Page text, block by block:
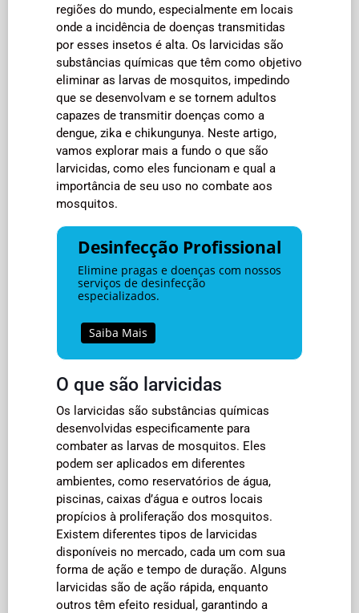
regiões do mundo, especialmente em locais
onde a incidência de doenças transmitidas
por esses insetos é alta. Os larvicidas são
substâncias químicas que têm como objetivo
eliminar as larvas de mosquitos, impedindo
que se desenvolvam e se tornem adultos
capazes de transmitir doenças como a
dengue, zika e chikungunya. Neste artigo,
vamos explorar mais a fundo o que são
larvicidas, como eles funcionam e qual a
importância de seu uso no combate aos
mosquitos.
Desinfecção Profissional
Elimine pragas e doenças com nossos
serviços de desinfecção
especializados.
Saiba Mais
O que são larvicidas
Os larvicidas são substâncias químicas
desenvolvidas especificamente para
combater as larvas de mosquitos. Eles
podem ser aplicados em diferentes
ambientes, como reservatórios de água,
piscinas, caixas d’água e outros locais
propícios à proliferação dos mosquitos.
Existem diferentes tipos de larvicidas
disponíveis no mercado, cada um com sua
forma de ação e tempo de duração. Alguns
larvicidas são de ação rápida, enquanto
outros têm efeito residual, garantindo a